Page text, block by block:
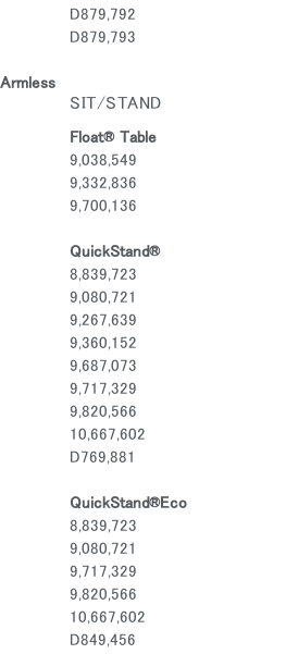
あなたの場所を選
D879,792
D879,793
SIT/STAND
Float® Table
9,038,549
9,332,836
9,700,136
QuickStand®
8,839,723
9,080,721
9,267,639
9,360,152
9,687,073
9,717,329
9,820,566
10,667,602
D769,881
QuickStand®Eco
8,839,723
9,080,721
9,717,329
9,820,566
10,667,602
D849,456